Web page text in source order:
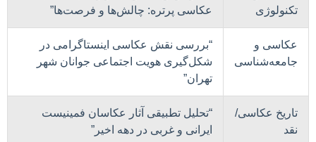
تکنولوژی
عکاسی پرتره: چالش‌ها و فرصت‌ها”
عکاسی و
جامعه‌شناسی
“بررسی نقش عکاسی اینستاگرامی در
شکل‌گیری هویت اجتماعی جوانان شهر
تهران”
تاریخ عکاسی/
نقد
“تحلیل تطبیقی آثار عکاسان فمینیست
ایرانی و غربی در دهه اخیر”